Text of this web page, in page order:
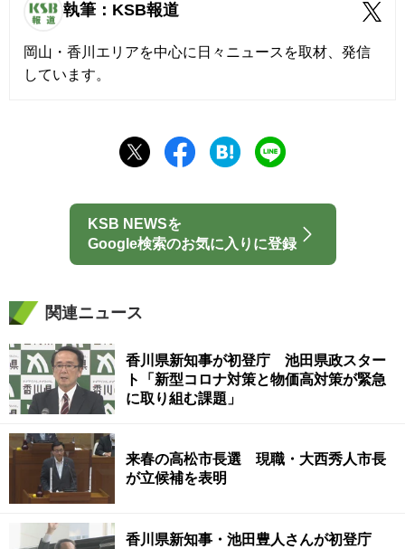
執筆：KSB報道
岡山・香川エリアを中心に日々ニュースを取材、発信
しています。
KSB NEWSを
Google検索のお気に入りに登録
関連ニュース
香川県新知事が初登庁 池田県政スター
ト「新型コロナ対策と物価高対策が緊急
に取り組む課題」
来春の高松市長選 現職・大西秀人市長
が立候補を表明
香川県新知事・池田豊人さんが初登庁